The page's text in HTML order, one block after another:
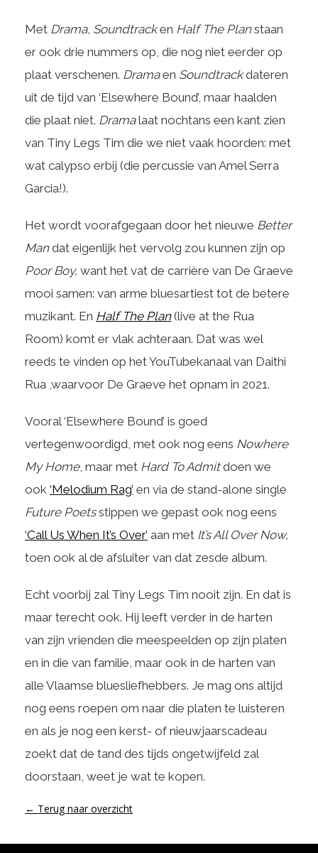
Met Drama, Soundtracken Half The Planstaan
er ook drie nummers op, die nog niet eerder op
plaat verschenen. Dramaen Soundtrackdateren
uit de tijd van ‘Elsewhere Bound’, maar haalden
die plaat niet. Dramalaat nochtans een kant zien
van Tiny Legs Tim die we niet vaak hoorden: met
wat calypso erbij (die percussie van Amel Serra
Garcia!).
Het wordt voorafgegaan door het nieuwe Better
Mandat eigenlijk het vervolg zou kunnen zijn op
Poor Boy, want het vat de carrière van De Graeve
mooi samen: van arme bluesartiest tot de betere
muzikant. En Half The Plan (live at the Rua
Room) komt er vlak achteraan. Dat was wel
reeds te vinden op het YouTubekanaal van Daithi
Rua ,waarvoor De Graeve het opnam in 2021.
Vooral ‘Elsewhere Bound’ is goed
vertegenwoordigd, met ook nog eens Nowhere
My Home, maar met Hard To Admitdoen we
ook ‘Melodium Rag’ en via de stand-alone single
Future Poetsstippen we gepast ook nog eens
‘Call Us When It’s Over’ aan met It’s All Over Now,
toen ook al de afsluiter van dat zesde album.
Echt voorbij zal Tiny Legs Tim nooit zijn. En dat is
maar terecht ook. Hij leeft verder in de harten
van zijn vrienden die meespeelden op zijn platen
en in die van familie, maar ook in de harten van
alle Vlaamse bluesliefhebbers. Je mag ons altijd
nog eens roepen om naar die platen te luisteren
en als je nog een kerst- of nieuwjaarscadeau
zoekt dat de tand des tijds ongetwijfeld zal
doorstaan, weet je wat te kopen.
← Terug naar overzicht